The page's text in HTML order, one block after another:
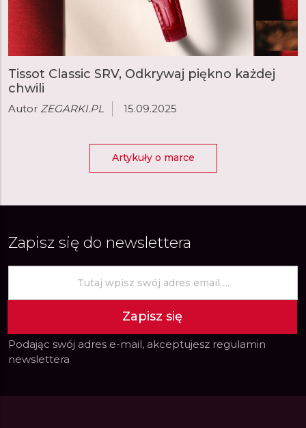
Tissot Classic SRV, Odkrywaj piękno każdej
chwili
Autor ZEGARKI.PL 15.09.2025
Artykuły o marce
Zapisz się do newslettera
Zapisz się
Podając swój adres e-mail, akceptujesz regulamin
newslettera